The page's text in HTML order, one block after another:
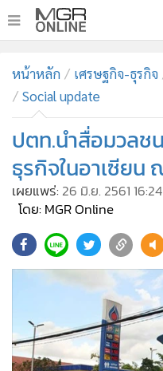
ทันเหตุการณ์
ภาคใต้
• ภูมิภาค
• Online Section
• บันเทิง
ผู้จัดการรายวัน
• คอลัมนิสต์
• ละคร
CbizReview
• ผู้จัดกวน
• Good health & Well-
หน้าหลัก เศรษฐกิจ-ธุรกิจ
Social update
ปตท.นำสื่อมวลช
ธุรกิจในอาเซียน
เผยแพร่: 26 มิ.ย. 2561 16:24
โดย: MGR Online